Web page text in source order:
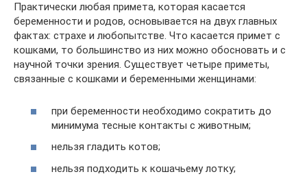
Практически любая примета, которая касается
беременности и родов, основывается на двух главных
фактах: страхе и любопытстве. Что касается примет с
кошками, то большинство из них можно обосновать и с
научной точки зрения. Существует четыре приметы,
связанные с кошками и беременными женщинами:
при беременности необходимо сократить до
минимума тесные контакты с животным;
нельзя гладить котов;
нельзя подходить к кошачьему лотку;